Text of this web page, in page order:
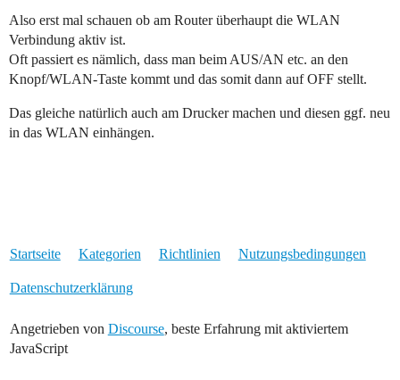
Also erst mal schauen ob am Router überhaupt die WLAN
Verbindung aktiv ist.
Oft passiert es nämlich, dass man beim AUS/AN etc. an den
Knopf/WLAN-Taste kommt und das somit dann auf OFF stellt.
Das gleiche natürlich auch am Drucker machen und diesen ggf. neu
in das WLAN einhängen.
Startseite Kategorien Richtlinien Nutzungsbedingungen
Datenschutzerklärung
Angetrieben von Discourse, beste Erfahrung mit aktiviertem
JavaScript